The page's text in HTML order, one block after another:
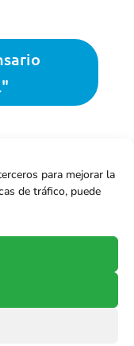
para mejorar la
de tráfico, puede